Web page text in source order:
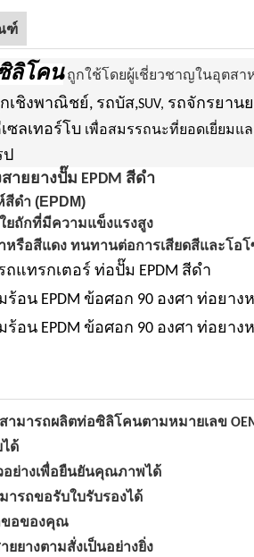
ฑ์
ลิโคนถูกใช้โดยผู้เชี่ยวชาญในอุตสา
เชิงพาณิชย์, รถบัส,SUV, รถจักรยาน
ซลเทอร์โบ เพื่อสมรรถนะที่ยอดเยี่ยม
ายยางปั๊ม EPDM สีดำ
สีดำ (EPDM)
ยถักที่มีความแข็งแรงสูง
หรือสีแดง ทนทานต่อการเสียดสีและโอ
แทรกเตอร์ ท่อปั๊ม EPDM สีดำ
สามารถผลิตท่อซิลิโคนตามหมายเลข
ด้
อย่างเพื่อยืนยันคุณภาพได้
ารถขอรับใบรับรองได้
ขอของคุณ
ยยางตามสั่งเป็นอย่างยิ่ง